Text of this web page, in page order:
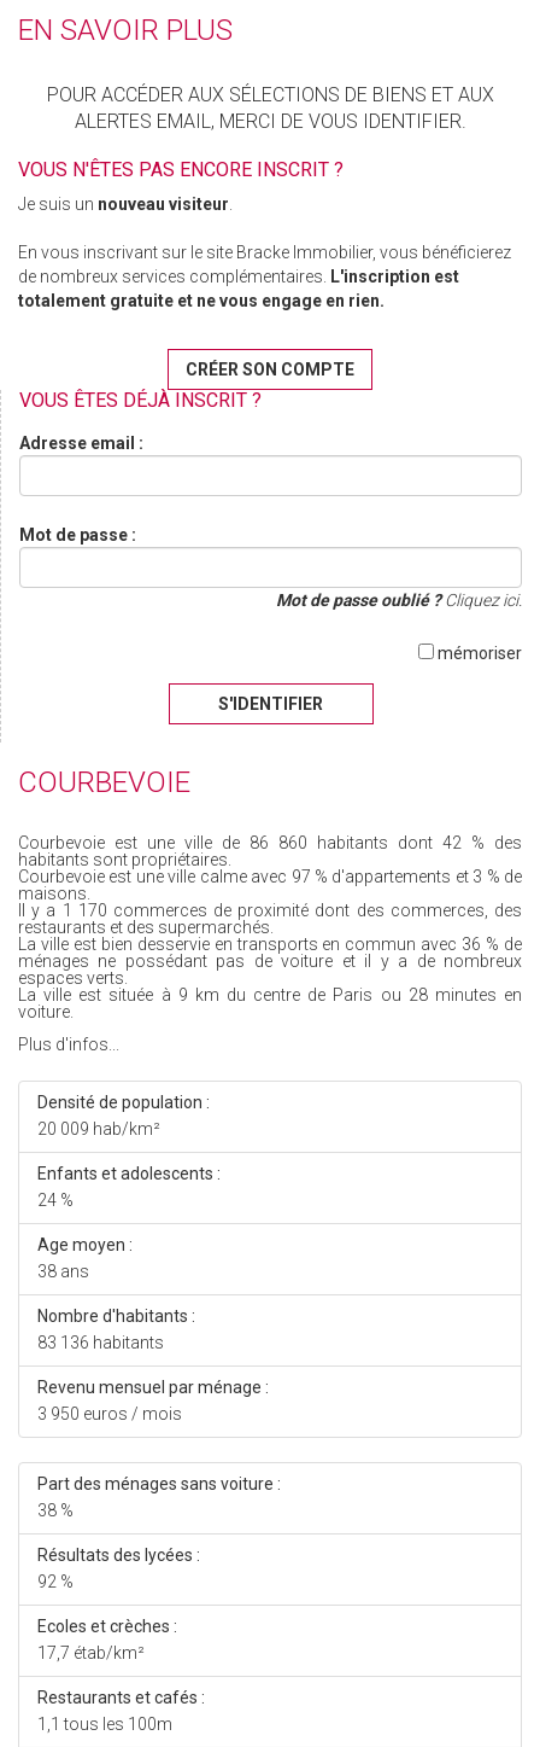
EN SAVOIR PLUS
POUR ACCÉDER AUX SÉLECTIONS DE BIENS ET AUX
ALERTES EMAIL, MERCI DE VOUS IDENTIFIER.
VOUS N'ÊTES PAS ENCORE INSCRIT ?
Je suis un nouveau visiteur.
En vous inscrivant sur le site Bracke Immobilier, vous bénéficierez
de nombreux services complémentaires. L'inscription est
totalement gratuite et ne vous engage en rien.
CRÉER SON COMPTE
VOUS ÊTES DÉJÀ INSCRIT ?
Adresse email :
Mot de passe :
Mot de passe oublié ?Cliquez ici.
mémoriser
S'IDENTIFIER
COURBEVOIE
Courbevoie est une ville de 86 860 habitants dont 42 % des
habitants sont propriétaires.
Courbevoie est une ville calme avec 97 % d'appartements et 3 % de
maisons.
Il y a 1 170 commerces de proximité dont des commerces, des
restaurants et des supermarchés.
La ville est bien desservie en transports en commun avec 36 % de
ménages ne possédant pas de voiture et il y a de nombreux
espaces verts.
La ville est située à 9 km du centre de Paris ou 28 minutes en
voiture.
Plus d'infos...
Densité de population :
20 009 hab/km²
Enfants et adolescents :
24 %
Age moyen :
38 ans
Nombre d'habitants :
83 136 habitants
Revenu mensuel par ménage :
3 950 euros / mois
Part des ménages sans voiture :
38 %
Résultats des lycées :
92 %
Ecoles et crèches :
17,7 étab/km²
Restaurants et cafés :
1,1 tous les 100m